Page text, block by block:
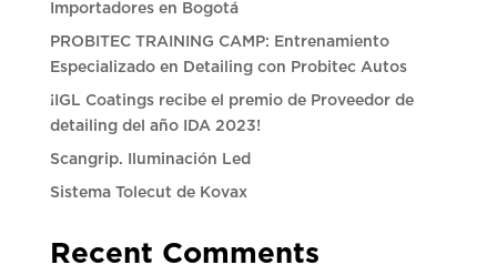
Importadores en Bogotá
PROBITEC TRAINING CAMP: Entrenamiento
Especializado en Detailing con Probitec Autos
¡IGL Coatings recibe el premio de Proveedor de
detailing del año IDA 2023!
Scangrip. Iluminación Led
Sistema Tolecut de Kovax
Recent Comments